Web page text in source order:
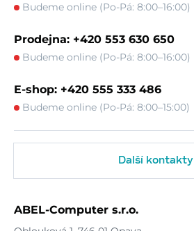
Budeme online (Po-Pá: 8:00–16:00)
Prodejna: +420 553 630 650
Budeme online (Po-Pá: 8:00–16:00)
E-shop: +420 555 333 486
Budeme online (Po-Pá: 8:00–15:00)
Další kontakty
ABEL-Computer s.r.o.